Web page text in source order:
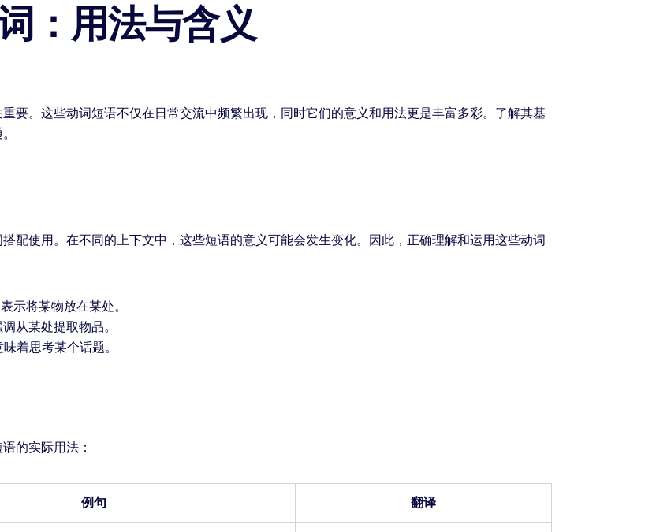
：用法与含义
要。这些动词短语不仅在日常交流中频繁出现，同时它们的意义和用法更是丰富多彩。了解其基
配使用。在不同的上下文中，这些短语的意义可能会发生变化。因此，正确理解和运用这些动词
示将某物放在某处。
从某处提取物品。
着思考某个话题。
的实际用法：
例句 翻译